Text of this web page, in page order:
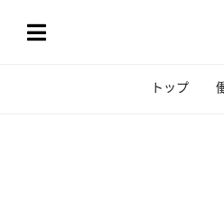
トップ